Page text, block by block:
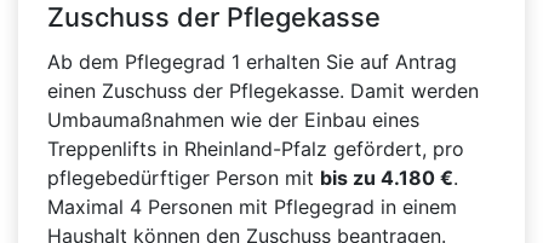
Zuschuss der Pflegekasse
Ab dem Pflegegrad 1 erhalten Sie auf Antrag
einen Zuschuss der Pflegekasse. Damit werden
Umbaumaßnahmen wie der Einbau eines
Treppenlifts in Rheinland-Pfalz gefördert, pro
pflegebedürftiger Person mit bis zu 4.180 €.
Maximal 4 Personen mit Pflegegrad in einem
Haushalt können den Zuschuss beantragen.